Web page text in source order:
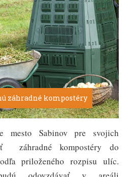
záhradné kompostéry
mesto Sabinov pre svojich
záhradné kompostéry do
priloženého rozpisu ulíc.